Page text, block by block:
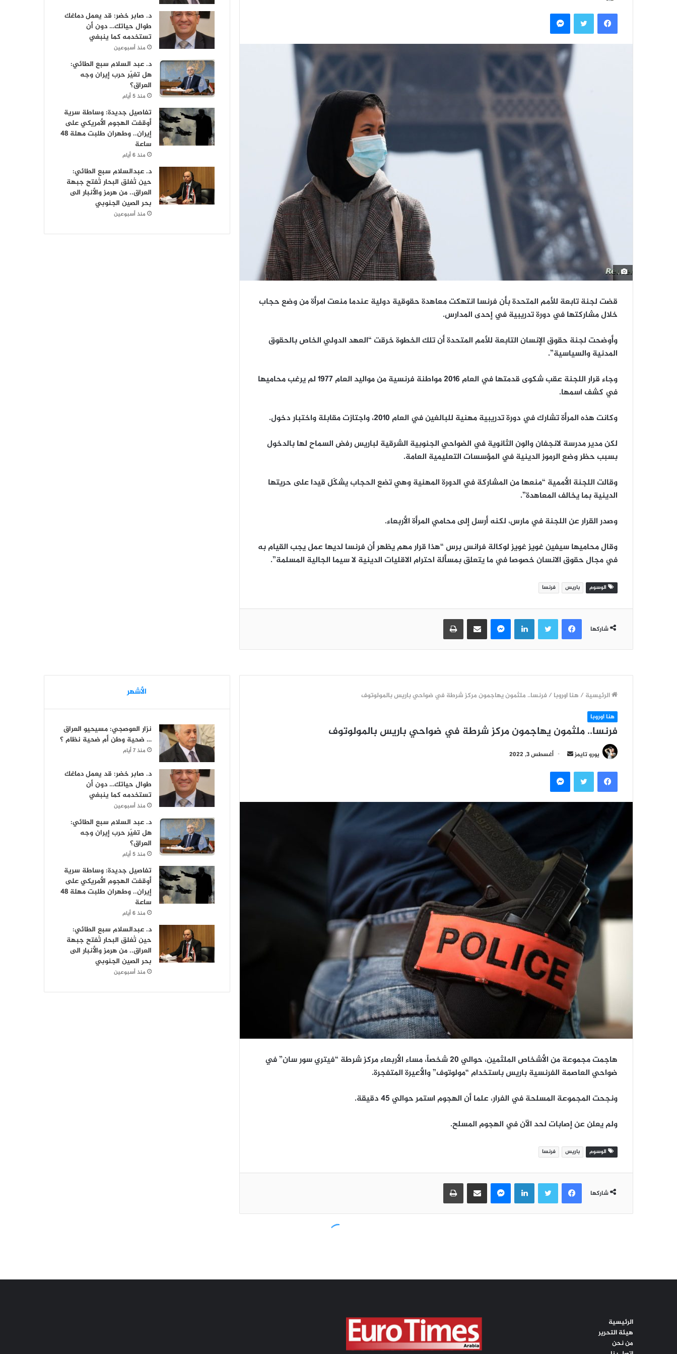
إلكترونيا
فيسبوكتويتر ماسنجر
,
قضت لجنة تابعة للأمم المتحدة بأن فرنسا انتهكت معاهدة حقوقية دولية عندما منعت امرأة من وضع حجاب
خلال مشاركتها في دورة تدريبية في إحدى المدارس.
وأوضحت لجنة حقوق الإنسان التابعة للأمم المتحدة أن تلك الخطوة خرقت “العهد الدولي الخاص بالحقوق
المدنية والسياسية”.
وجاء قرار اللجنة عقب شكوى قدمتها في العام 2016 مواطنة فرنسية من مواليد العام 1977 لم يرغب محاميها
في كشف اسمها.
وكانت هذه المرأة تشارك في دورة تدريبية مهنية للبالغين في العام 2010، واجتازت مقابلة واختبار دخول.
لكن مدير مدرسة لانجفان والون الثانوية في الضواحي الجنوبية الشرقية لباريس رفض السماح لها بالدخول
بسبب حظر وضع الرموز الدينية في المؤسسات التعليمية العامة.
وقالت اللجنة الأممية “منعها من المشاركة في الدورة المهنية وهي تضع الحجاب يشكّل قيدا على حريتها
الدينية بما يخالف المعاهدة”.
وصدر القرار عن اللجنة في مارس، لكنه أرسل إلى محامي المرأة الأربعاء.
وقال محاميها سيفين غويز غويز لوكالة فرانس برس “هذا قرار مهم يظهر أن فرنسا لديها عمل يجب القيام به
في مجال حقوق الانسان خصوصا في ما يتعلق بمسألة احترام الاقليات الدينية لا سيما الجالية المسلمة”.
الوسوم باريس فرنسا
شاركها
فيسبوكتويتر لينكدإنماسنجر مشاركة عبر البريد طباعة
د. صابر خضر: قد يعمل دماغك
طوال حياتك… دون أن
تستخدمه كما ينبغي
منذ أسبوعين
د. عبد السلام سبع الطائي:
هل تغيّر حرب إيران وجه
العراق؟
منذ 5 أيام
تفاصيل جديدة: وساطة سرية
أوقفت الهجوم الأمريكي على
إيران.. وطهران طلبت مهلة 48
ساعة
منذ 6 أيام
د. عبدالسلام سبع الطائي:
حين تُغلق البحار تُفتح جبهة
العراق.. من هرمز والأنبار الى
بحر الصين الجنوبي
منذ أسبوعين
الرئيسية
هيئة التحرير
من نحن